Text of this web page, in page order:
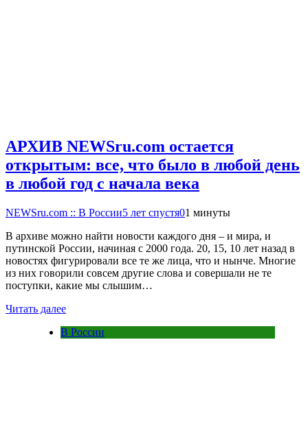
АРХИВ NEWSru.com остается
открытым: все, что было в любой день
в любой год с начала века
NEWSru.com :: В России5 лет спустя01 минуты
В архиве можно найти новости каждого дня – и мира, и
путинской России, начиная с 2000 года. 20, 15, 10 лет назад в
новостях фигурировали все те же лица, что и нынче. Многие
из них говорили совсем другие слова и совершали не те
поступки, какие мы слышим…
Читать далее
В России